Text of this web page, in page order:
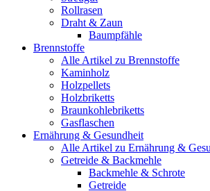
Rollrasen
Draht & Zaun
Baumpfähle
Brennstoffe
Alle Artikel zu Brennstoffe
Kaminholz
Holzpellets
Holzbriketts
Braunkohlebriketts
Gasflaschen
Ernährung & Gesundheit
Alle Artikel zu Ernährung &
Getreide & Backmehle
Backmehle & Schrote
Getreide